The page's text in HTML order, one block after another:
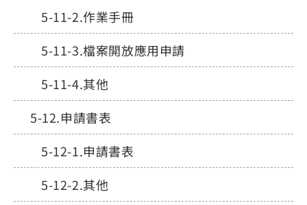
作業手冊
檔案開放應用申請
其他
申請書表
申請書表
其他